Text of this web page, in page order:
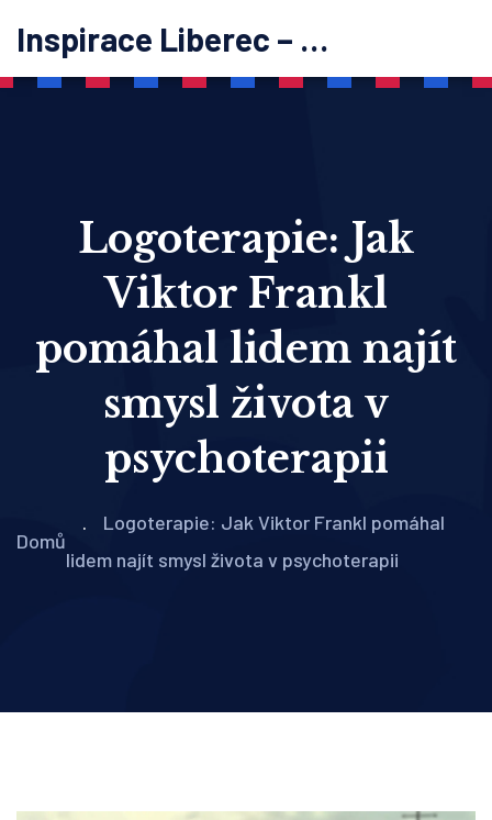
Inspirace Liberec – psychoterapie
Logoterapie: Jak
Viktor Frankl
pomáhal lidem najít
smysl života v
psychoterapii
Domů
Logoterapie: Jak Viktor Frankl pomáhal
lidem najít smysl života v psychoterapii